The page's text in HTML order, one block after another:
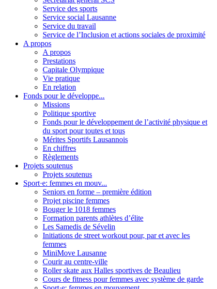
Service des sports
Service social Lausanne
Service du travail
Service de l’Inclusion et actions sociales de proximité
A propos
A propos
Prestations
Capitale Olympique
Vie pratique
En relation
Fonds pour le développe...
Missions
Politique sportive
Fonds pour le développement de l’activité physique et
du sport pour toutes et tous
Mérites Sportifs Lausannois
En chiffres
Règlements
Projets soutenus
Projets soutenus
Sport·e: femmes en mouv...
Seniors en forme – première édition
Projet piscine femmes
Bouger le 1018 femmes
Formation parents athlètes d’élite
Les Samedis de Sévelin
Initiations de street workout pour, par et avec les
femmes
MiniMove Lausanne
Courir au centre-ville
Roller skate aux Halles sportives de Beaulieu
Cours de fitness pour femmes avec système de garde